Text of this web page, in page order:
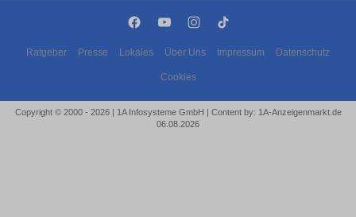
Ratgeber Presse Lokales Über Uns Impressum Datenschutz
Cookies
Copyright © 2000 - 2026 | 1A Infosysteme GmbH | Content by: 1A-Anzeigenmarkt.de
06.08.2026